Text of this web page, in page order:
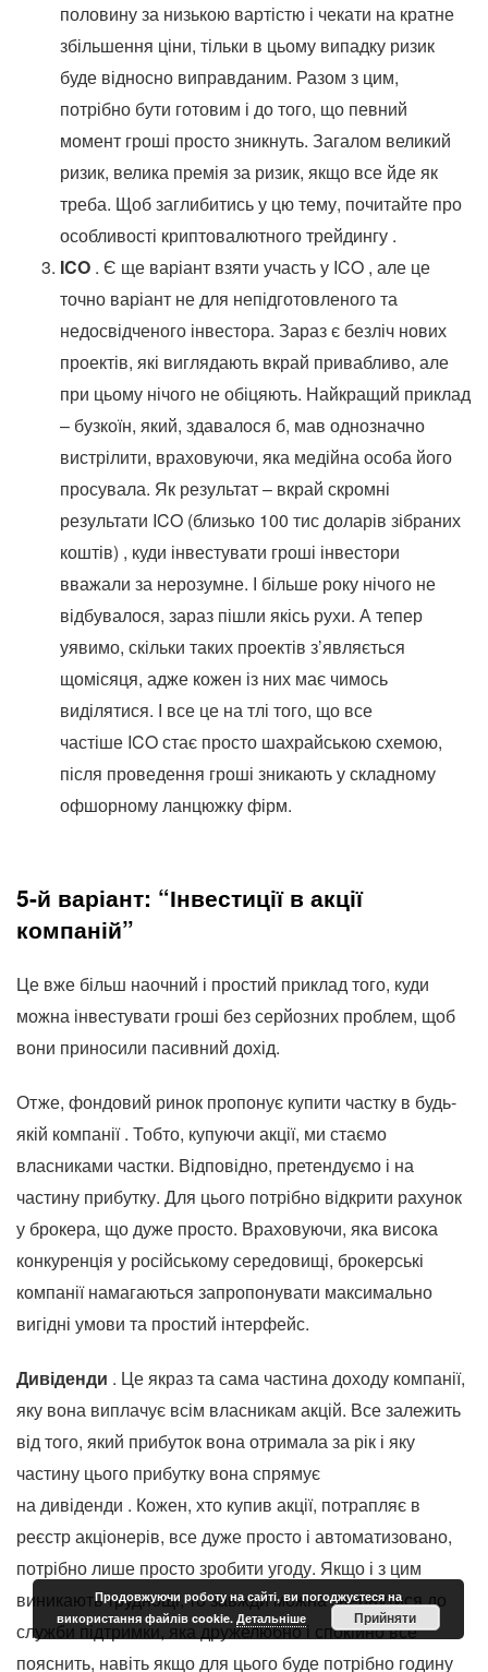
половину за низькою вартістю і чекати на кратне
збільшення ціни, тільки в цьому випадку ризик
буде відносно виправданим. Разом з цим,
потрібно бути готовим і до того, що певний
момент гроші просто зникнуть. Загалом великий
ризик, велика премія за ризик, якщо все йде як
треба. Щоб заглибитись у цю тему, почитайте про
особливості криптовалютного трейдингу .
ICO . Є ще варіант взяти участь у ICO , але це
точно варіант не для непідготовленого та
недосвідченого інвестора. Зараз є безліч нових
проектів, які виглядають вкрай привабливо, але
при цьому нічого не обіцяють. Найкращий приклад
– бузкоїн, який, здавалося б, мав однозначно
вистрілити, враховуючи, яка медійна особа його
просувала. Як результат – вкрай скромні
результати ICO (близько 100 тис доларів зібраних
коштів) , куди інвестувати гроші інвестори
вважали за нерозумне. І більше року нічого не
відбувалося, зараз пішли якісь рухи. А тепер
уявимо, скільки таких проектів з’являється
щомісяця, адже кожен із них має чимось
виділятися. І все це на тлі того, що все
частіше ICOстає просто шахрайською схемою,
після проведення гроші зникають у складному
офшорному ланцюжку фірм.
5-й варіант: “Інвестиції в акції
компаній”
Це вже більш наочний і простий приклад того, куди
можна інвестувати гроші без серйозних проблем, щоб
вони приносили пасивний дохід.
Отже, фондовий ринок пропонує купити частку в будь-
якій компанії . Тобто, купуючи акції, ми стаємо
власниками частки. Відповідно, претендуємо і на
частину прибутку. Для цього потрібно відкрити рахунок
у брокера, що дуже просто. Враховуючи, яка висока
конкуренція у російському середовищі, брокерські
компанії намагаються запропонувати максимально
вигідні умови та простий інтерфейс.
Дивіденди . Це якраз та сама частина доходу компанії,
яку вона виплачує всім власникам акцій. Все залежить
від того, який прибуток вона отримала за рік і яку
частину цього прибутку вона спрямує
на дивіденди . Кожен, хто купив акції, потрапляє в
реєстр акціонерів, все дуже просто і автоматизовано,
потрібно лише просто зробити угоду. Якщо і з цим
виникають труднощі, то завжди можна звернутися до
служби підтримки, яка дружелюбно і спокійно все
пояснить, навіть якщо для цього буде потрібно годину
Продовжуючи роботу на сайті, ви погоджуєтеся на
використання файлів cookie. Детальніше Прийняти